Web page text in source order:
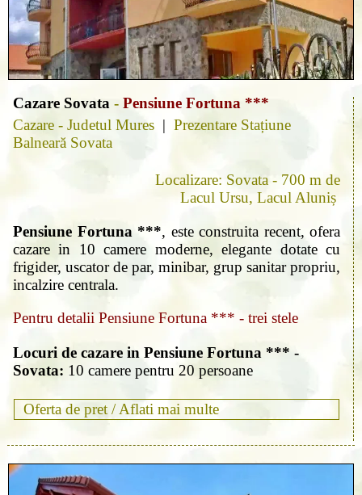
Cazare Sovata - Pensiune Fortuna ***
Cazare - Judetul Mures | Prezentare Stațiune
Balneară Sovata
Localizare: Sovata - 700 m de
Lacul Ursu, Lacul Aluniș
Pensiune Fortuna ***, este construita recent, ofera
cazare in 10 camere moderne, elegante dotate cu
frigider, uscator de par, minibar, grup sanitar propriu,
incalzire centrala.
Pentru detalii Pensiune Fortuna *** - trei stele
Locuri de cazare in Pensiune Fortuna *** -
Sovata: 10 camere pentru 20 persoane
Oferta de pret / Aflati mai multe